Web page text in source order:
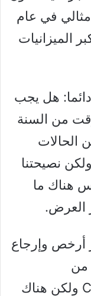
مثالي في عام
الميزانيات
دائما: هل يجب
من السنة
الحالات
نصيحتنا
هناك ما
العرض.
أرخص وإرجاع
من
التخفيضات في Cyber ​​Monday ولكن هناك